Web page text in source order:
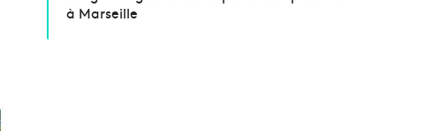
à Marseille